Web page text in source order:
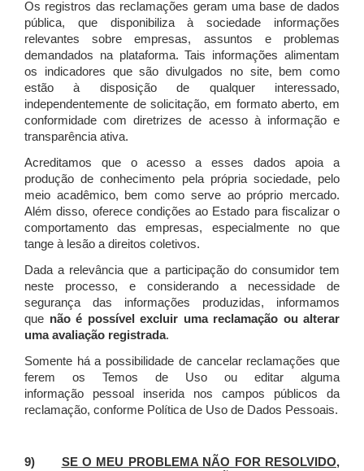
Os registros das reclamações geram uma base de dados
pública, que disponibiliza à sociedade informações
relevantes sobre empresas, assuntos e problemas
demandados na plataforma. Tais informações alimentam
os indicadores que são divulgados no site, bem como
estão à disposição de qualquer interessado,
independentemente de solicitação, em formato aberto, em
conformidade com diretrizes de acesso à informação e
transparência ativa.
Acreditamos que o acesso a esses dados apoia a
produção de conhecimento pela própria sociedade, pelo
meio acadêmico, bem como serve ao próprio mercado.
Além disso, oferece condições ao Estado para fiscalizar o
comportamento das empresas, especialmente no que
tange à lesão a direitos coletivos.
Dada a relevância que a participação do consumidor tem
neste processo, e considerando a necessidade de
segurança das informações produzidas, informamos
que não é possível excluir uma reclamação ou alterar
uma avaliação registrada.
Somente há a possibilidade de cancelar reclamações que
ferem os Temos de Uso ou editar alguma
informação pessoal inserida nos campos públicos da
reclamação, conforme Política de Uso de Dados Pessoais.
9) SE O MEU PROBLEMA NÃO FOR RESOLVIDO,